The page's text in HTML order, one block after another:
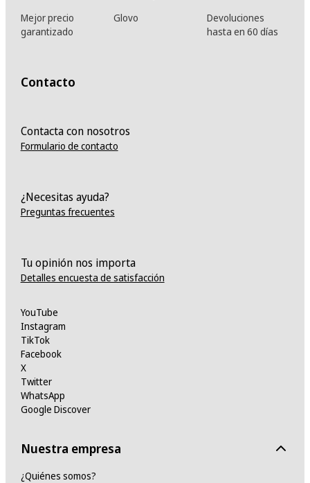
Mejor precio
garantizado
Glovo
Devoluciones
hasta en 60 días
Contacto
Contacta con nosotros
Formulario de contacto
¿Necesitas ayuda?
Preguntas frecuentes
Tu opinión nos importa
Detalles encuesta de satisfacción
YouTube
Instagram
TikTok
Facebook
X
Twitter
WhatsApp
Google Discover
Nuestra empresa
¿Quiénes somos?